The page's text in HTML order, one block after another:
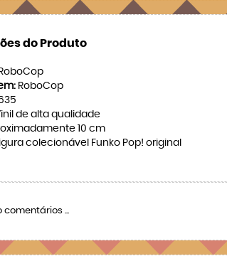
do Produto
RoboCop
RoboCop
de alta qualidade
10 cm
colecionável Funko Pop! original
...